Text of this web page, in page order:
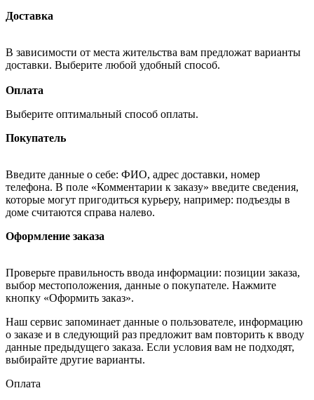
Доставка
В зависимости от места жительства вам предложат варианты
доставки. Выберите любой удобный способ.
Оплата
Выберите оптимальный способ оплаты.
Покупатель
Введите данные о себе: ФИО, адрес доставки, номер
телефона. В поле «Комментарии к заказу» введите сведения,
которые могут пригодиться курьеру, например: подъезды в
доме считаются справа налево.
Оформление заказа
Проверьте правильность ввода информации: позиции заказа,
выбор местоположения, данные о покупателе. Нажмите
кнопку «Оформить заказ».
Наш сервис запоминает данные о пользователе, информацию
о заказе и в следующий раз предложит вам повторить к вводу
данные предыдущего заказа. Если условия вам не подходят,
выбирайте другие варианты.
Оплата